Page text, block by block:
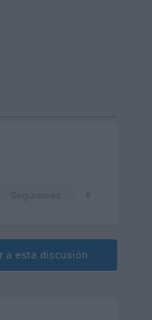
Seguidores 0
a esta discusión